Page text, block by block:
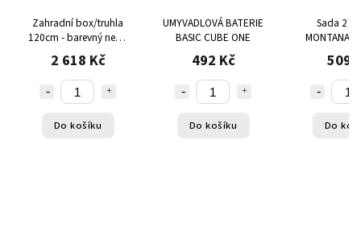
Zahradní box/truhla
120cm - barevný nebo
hnědý
2 618 Kč
Do košíku
UMYVADLOVÁ BATERIE
BASIC CUBE ONE
492 Kč
Do košíku
Sada 2
MONTANA
+3,5 na čtení
509
Do